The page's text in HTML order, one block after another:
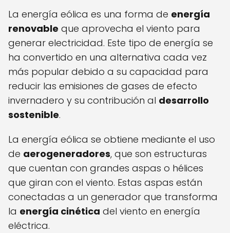
La energía eólica es una forma de energía
renovable que aprovecha el viento para
generar electricidad. Este tipo de energía se
ha convertido en una alternativa cada vez
más popular debido a su capacidad para
reducir las emisiones de gases de efecto
invernadero y su contribución al desarrollo
sostenible.
La energía eólica se obtiene mediante el uso
de aerogeneradores, que son estructuras
que cuentan con grandes aspas o hélices
que giran con el viento. Estas aspas están
conectadas a un generador que transforma
la energía cinética del viento en energía
eléctrica.